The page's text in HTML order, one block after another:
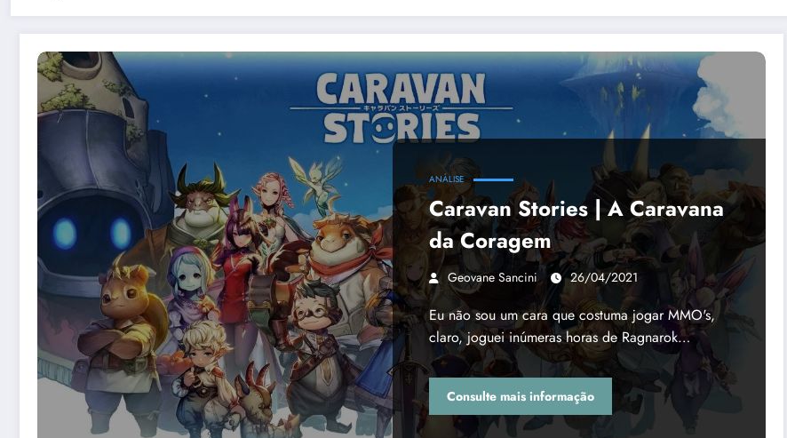
ANÁLISE
Caravan Stories | A Caravana
da Coragem
Geovane Sancini 26/04/2021
Eu não sou um cara que costuma jogar MMO's,
claro, joguei inúmeras horas de Ragnarok…
Consulte mais informação